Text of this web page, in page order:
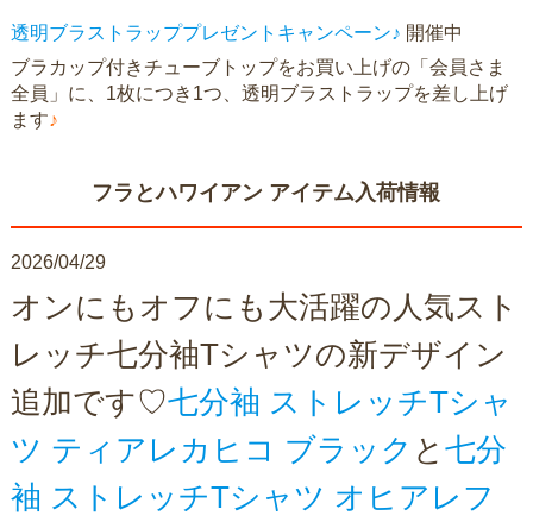
透明ブラストラッププレゼントキャンペーン♪ 開催中
ブラカップ付きチューブトップをお買い上げの「会員さま
全員」に、1枚につき1つ、透明ブラストラップを差し上げ
ます♪
フラとハワイアン アイテム入荷情報
2026/04/29
オンにもオフにも大活躍の人気スト
レッチ七分袖Tシャツの新デザイン
追加です♡七分袖 ストレッチTシャ
ツ ティアレカヒコ ブラック と 七分
袖 ストレッチTシャツ オヒアレフ